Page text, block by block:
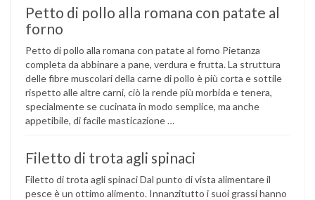
Petto di pollo alla romana con patate al
forno
Petto di pollo alla romana con patate al forno Pietanza
completa da abbinare a pane, verdura e frutta. La struttura
delle fibre muscolari della carne di pollo è più corta e sottile
rispetto alle altre carni, ciò la rende più morbida e tenera,
specialmente se cucinata in modo semplice, ma anche
appetibile, di facile masticazione …
Filetto di trota agli spinaci
Filetto di trota agli spinaci Dal punto di vista alimentare il
pesce è un ottimo alimento. Innanzitutto i suoi grassi hanno